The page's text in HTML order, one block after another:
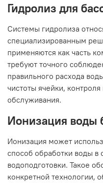
Гидролиз для
Системы гидролиза
специализированным
применяются как часть
требуют точного
правильного расхода
чистоты ячейки,
обслуживания.
Ионизация воды
Ионизация может
способ обработки воды в
водоподготовки. Такое
конкретной технологии,